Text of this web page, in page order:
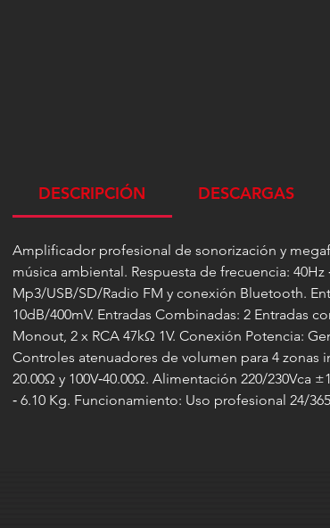
DESCRIPCIÓN DESCARGAS
Amplificador profesional de sonorización y
música ambiental. Respuesta de frecuencia:
Mp3/USB/SD/Radio FM y conexión Bluetooth.
10dB/400mV. Entradas Combinadas: 2 Entradas
Monout, 2 x RCA 47kΩ 1V. Conexión Potencia:
Controles atenuadores de volumen para 4 zonas
20.00Ω y 100V‐40.00Ω. Alimentación 220/230Vca
‐ 6.10 Kg. Funcionamiento: Uso profesional 24/